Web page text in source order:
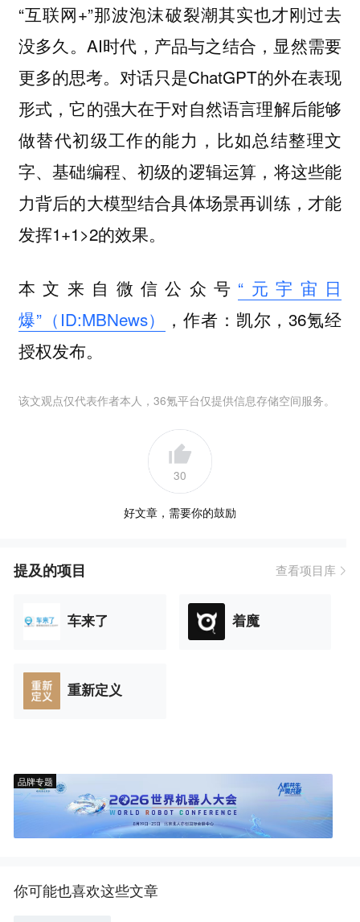
“互联网+”那波泡沫破裂潮其实也才刚过去
没多久。AI时代，产品与之结合，显然需要
更多的思考。对话只是ChatGPT的外在表现
形式，它的强大在于对自然语言理解后能够
做替代初级工作的能力，比如总结整理文
字、基础编程、初级的逻辑运算，将这些能
力背后的大模型结合具体场景再训练，才能
发挥1+1>2的效果。
本文来自微信公众号 “元宇宙日
爆”（ID:MBNews）
，作者：凯尔，36氪经
授权发布。
该文观点仅代表作者本人，36氪平台仅提供信息存储空间服务。
30
好文章，需要你的鼓励
提及的项目 查看项目库
车来了 着魔
重新定义
品牌专题
你可能也喜欢这些文章